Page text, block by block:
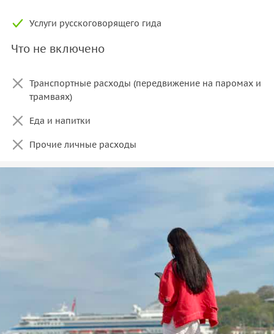
Услуги русскоговорящего гида
Что не включено
Транспортные расходы (передвижение на паромах и
трамваях)
Еда и напитки
Прочие личные расходы